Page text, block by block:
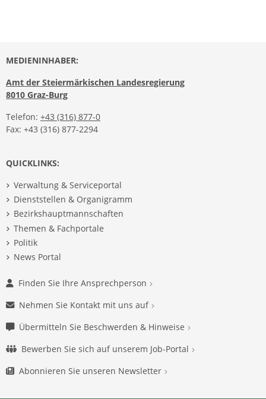
MEDIENINHABER:
Amt der Steiermärkischen Landesregierung
8010 Graz-Burg
Telefon: +43 (316) 877-0
Fax: +43 (316) 877-2294
QUICKLINKS:
Verwaltung & Serviceportal
Dienststellen & Organigramm
Bezirkshauptmannschaften
Themen & Fachportale
Politik
News Portal
Finden Sie Ihre Ansprechperson
Nehmen Sie Kontakt mit uns auf
Übermitteln Sie Beschwerden & Hinweise
Bewerben Sie sich auf unserem Job-Portal
Abonnieren Sie unseren Newsletter